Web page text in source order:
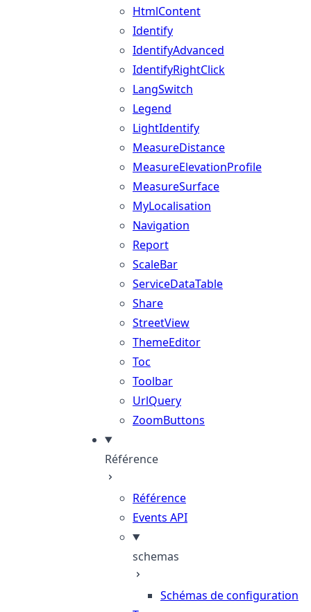
HtmlContent
Identify
IdentifyAdvanced
IdentifyRightClick
LangSwitch
Legend
LightIdentify
MeasureDistance
MeasureElevationProfile
MeasureSurface
MyLocalisation
Navigation
Report
ScaleBar
ServiceDataTable
Share
StreetView
ThemeEditor
Toc
Toolbar
UrlQuery
ZoomButtons
Référence
Référence
Events API
schemas
Schémas de configuration